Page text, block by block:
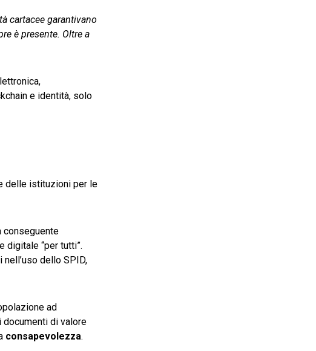
cartacee garantivano
è presente. Oltre a
e identità, solo
delle istituzioni per le
conseguente
digitale “per tutti”.
dello SPID,
ad
documenti di valore
consapevolezza.